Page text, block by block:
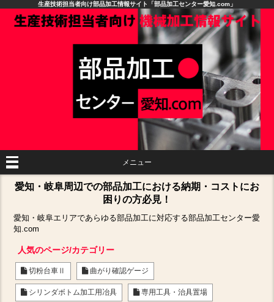
生産技術担当者向け部品加工情報サイト「部品加工センター愛知.com」
メニュー
愛知・岐阜周辺での部品加工における納期・コストにお
困りの方必見！
愛知・岐阜エリアであらゆる部品加工に対応する部品加工センター愛
知.com
人気のページ/カテゴリー
切粉台車Ⅱ 曲がり確認ゲージ
シリンダボトム加工用冶具 専用工具・治具置場